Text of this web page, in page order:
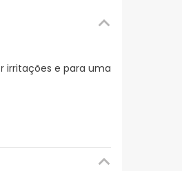
irritações e para uma